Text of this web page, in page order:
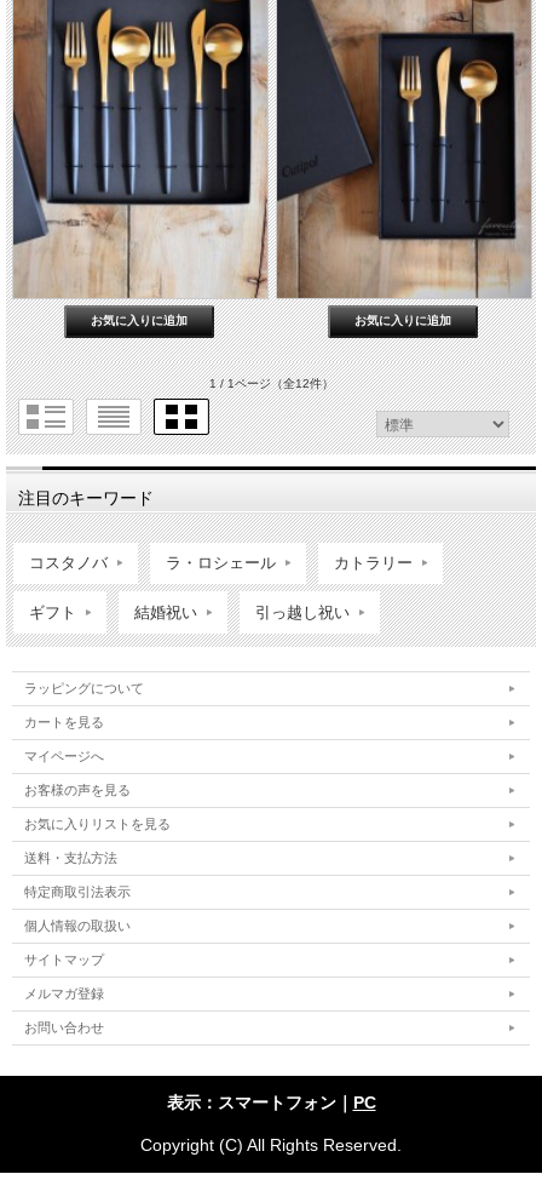
1 / 1ページ（全12件）
注目のキーワード
コスタノバ ラ・ロシェール カトラリー
ギフト 結婚祝い 引っ越し祝い
ラッピングについて
カートを見る
マイページへ
お客様の声を見る
お気に入りリストを見る
送料・支払方法
特定商取引法表示
個人情報の取扱い
サイトマップ
メルマガ登録
お問い合わせ
表示：スマートフォン｜ PC
Copyright (C) All Rights Reserved.